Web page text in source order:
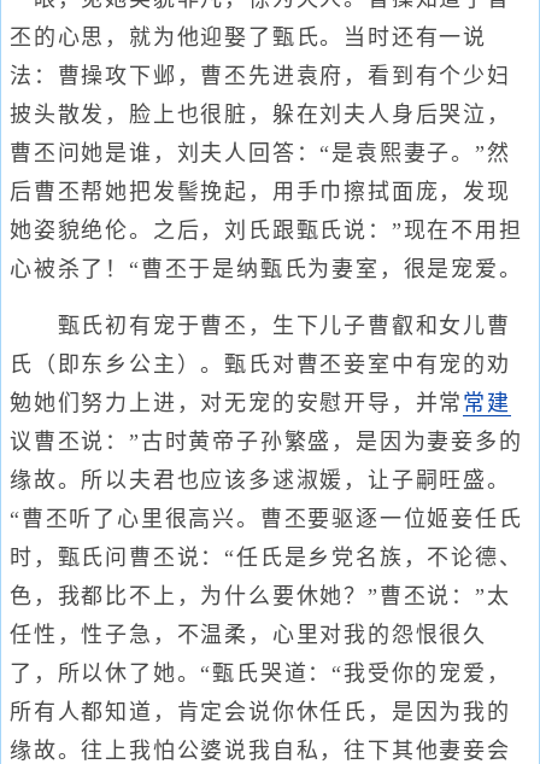
丕的心思，就为他迎娶了甄氏。当时还有一说
法：曹操攻下邺，曹丕先进袁府，看到有个少妇
披头散发，脸上也很脏，躲在刘夫人身后哭泣，
曹丕问她是谁，刘夫人回答：“是袁熙妻子。”然
后曹丕帮她把发髻挽起，用手巾擦拭面庞，发现
她姿貌绝伦。之后，刘氏跟甄氏说：”现在不用担
心被杀了！“曹丕于是纳甄氏为妻室，很是宠爱。
甄氏初有宠于曹丕，生下儿子曹叡和女儿曹
氏（即东乡公主）。甄氏对曹丕妾室中有宠的劝
勉她们努力上进，对无宠的安慰开导，并常 常建
议曹丕说：”古时黄帝子孙繁盛，是因为妻妾多的
缘故。所以夫君也应该多逑淑媛，让子嗣旺盛。
“曹丕听了心里很高兴。曹丕要驱逐一位姬妾任氏
时，甄氏问曹丕说：“任氏是乡党名族，不论德、
色，我都比不上，为什么要休她？”曹丕说：”太
任性，性子急，不温柔，心里对我的怨恨很久
了，所以休了她。“甄氏哭道：“我受你的宠爱，
所有人都知道，肯定会说你休任氏，是因为我的
缘故。往上我怕公婆说我自私，往下其他妻妾会